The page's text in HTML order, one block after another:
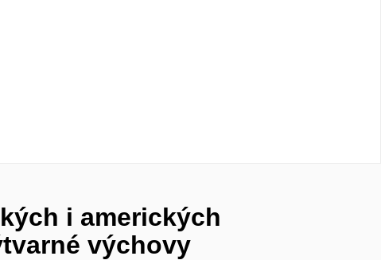
i amerických
výchovy